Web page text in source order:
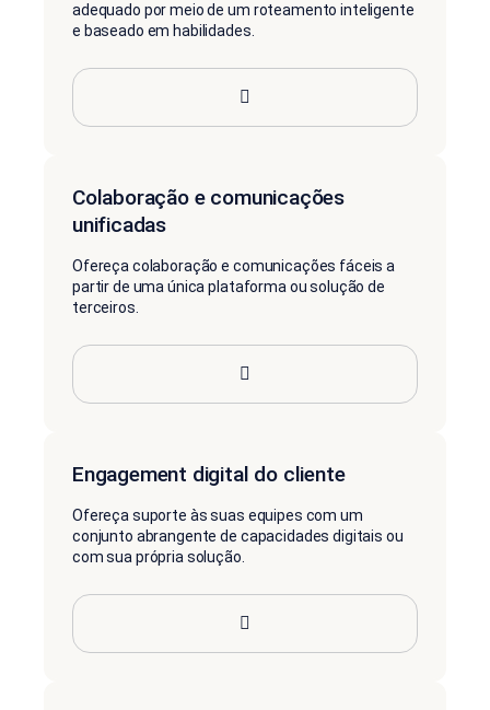
adequado por meio de um roteamento inteligente
e baseado em habilidades.
Colaboração e comunicações
unificadas
Ofereça colaboração e comunicações fáceis a
partir de uma única plataforma ou solução de
terceiros.
Engagement digital do cliente
Ofereça suporte às suas equipes com um
conjunto abrangente de capacidades digitais ou
com sua própria solução.